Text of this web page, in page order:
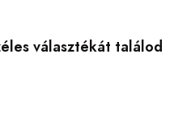
választékát találod